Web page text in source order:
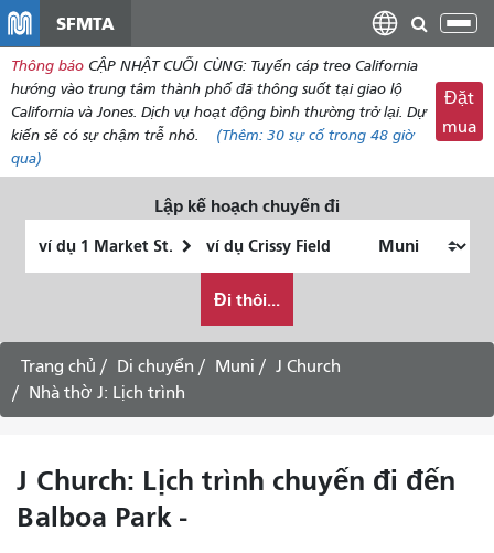
dung
SFMTA
Thông báo CẬP NHẬT CUỐI CÙNG: Tuyến cáp treo California
hướng vào trung tâm thành phố đã thông suốt tại giao lộ
California và Jones. Dịch vụ hoạt động bình thường trở lại. Dự
kiến ​​sẽ có sự chậm trễ nhỏ.
(Thêm: 30 sự cố trong 48 giờ
qua)
Đặt
mua
Lập kế hoạch chuyến đi
thúc
muốn
đi
du
như
nào
Đi thôi...
Trang chủ Di chuyển Muni
J Church
Nhà thờ J: Lịch trình
J Church: Lịch trình chuyến đi đến
Balboa Park -